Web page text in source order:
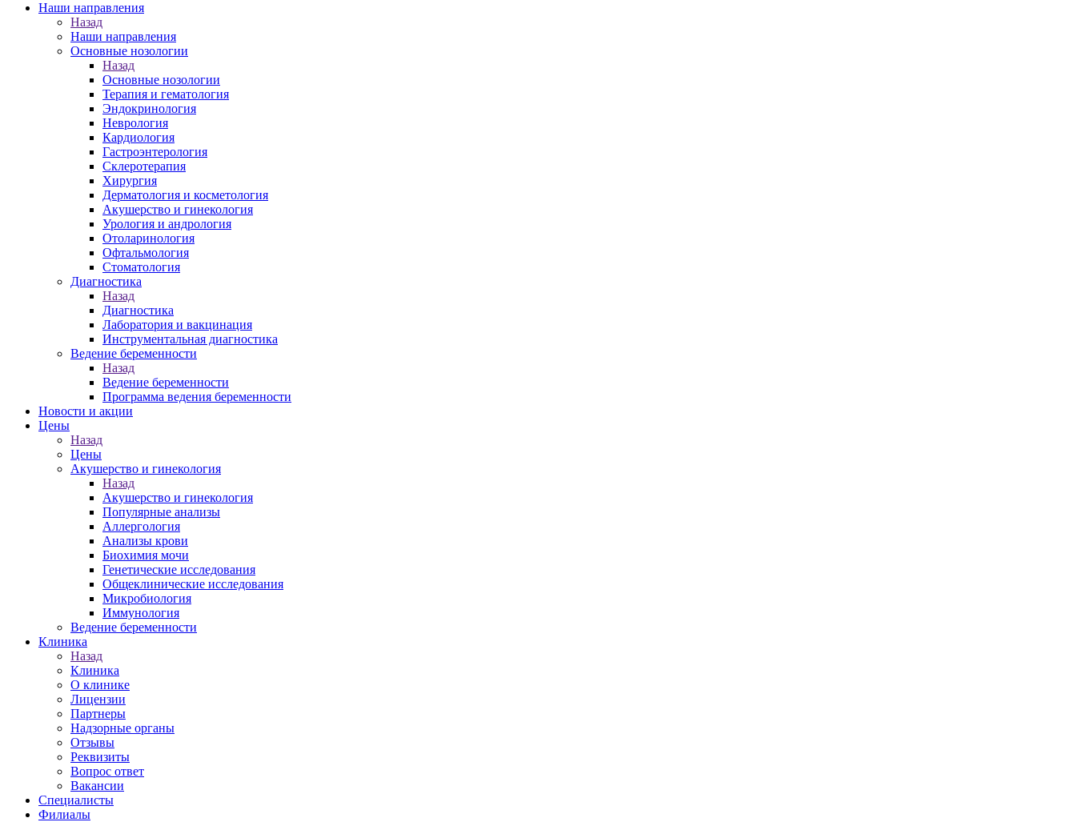
Наши направления
Назад
Наши направления
Основные нозологии
Назад
Основные нозологии
Терапия и гематология
Эндокринология
Неврология
Кардиология
Гастроэнтерология
Склеротерапия
Хирургия
Дерматология и косметология
Акушерство и гинекология
Урология и андрология
Отоларинология
Офтальмология
Стоматология
Диагностика
Назад
Диагностика
Лаборатория и вакцинация
Инструментальная диагностика
Ведение беременности
Назад
Ведение беременности
Программа ведения беременности
Новости и акции
Цены
Назад
Цены
Акушерство и гинекология
Назад
Акушерство и гинекология
Популярные анализы
Аллергология
Анализы крови
Биохимия мочи
Генетические исследования
Общеклинические исследования
Микробиология
Иммунология
Ведение беременности
Клиника
Назад
Клиника
О клинике
Лицензии
Партнеры
Надзорные органы
Отзывы
Реквизиты
Вопрос ответ
Вакансии
Специалисты
Филиалы